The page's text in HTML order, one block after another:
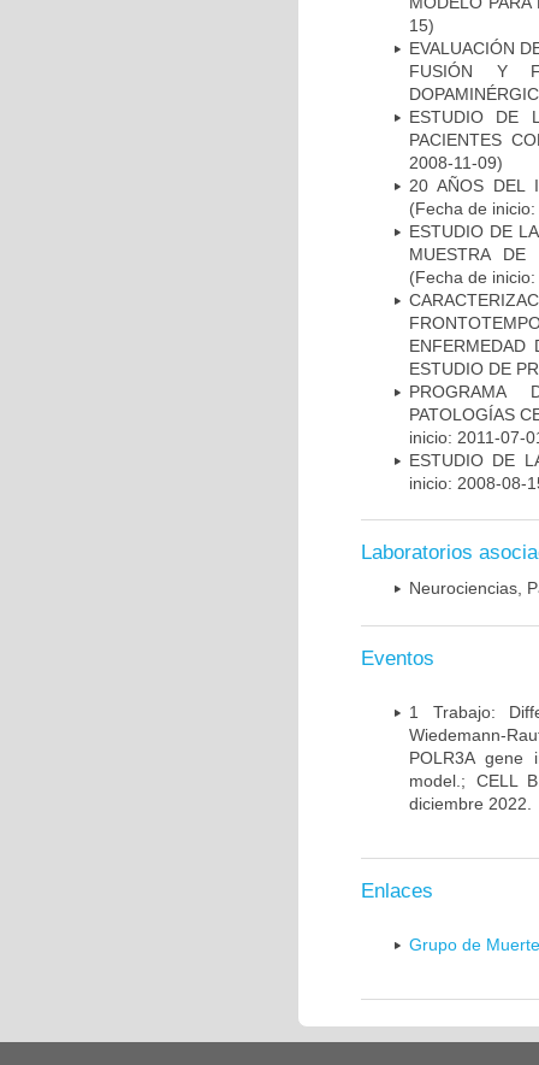
15)
EVALUACIÓN
FUSIÓN Y
ESTUDIO DE
PACIENTES
2008-11-09)
20 AÑOS DEL
(Fecha de
ESTUDIO DE
MUESTRA DE
(Fecha de
ENFERMEDAD
ESTUDIO DE
PROGRAMA
PATOLOGÍAS
inicio: 2011-07-
ESTUDIO DE
inicio: 2008-08-
Laboratorios
Neurociencias,
Eventos
1 Trabajo:
Wiedemann-
POLR3A gene
model.; CELL
diciembre 2022.
Enlaces
Grupo de